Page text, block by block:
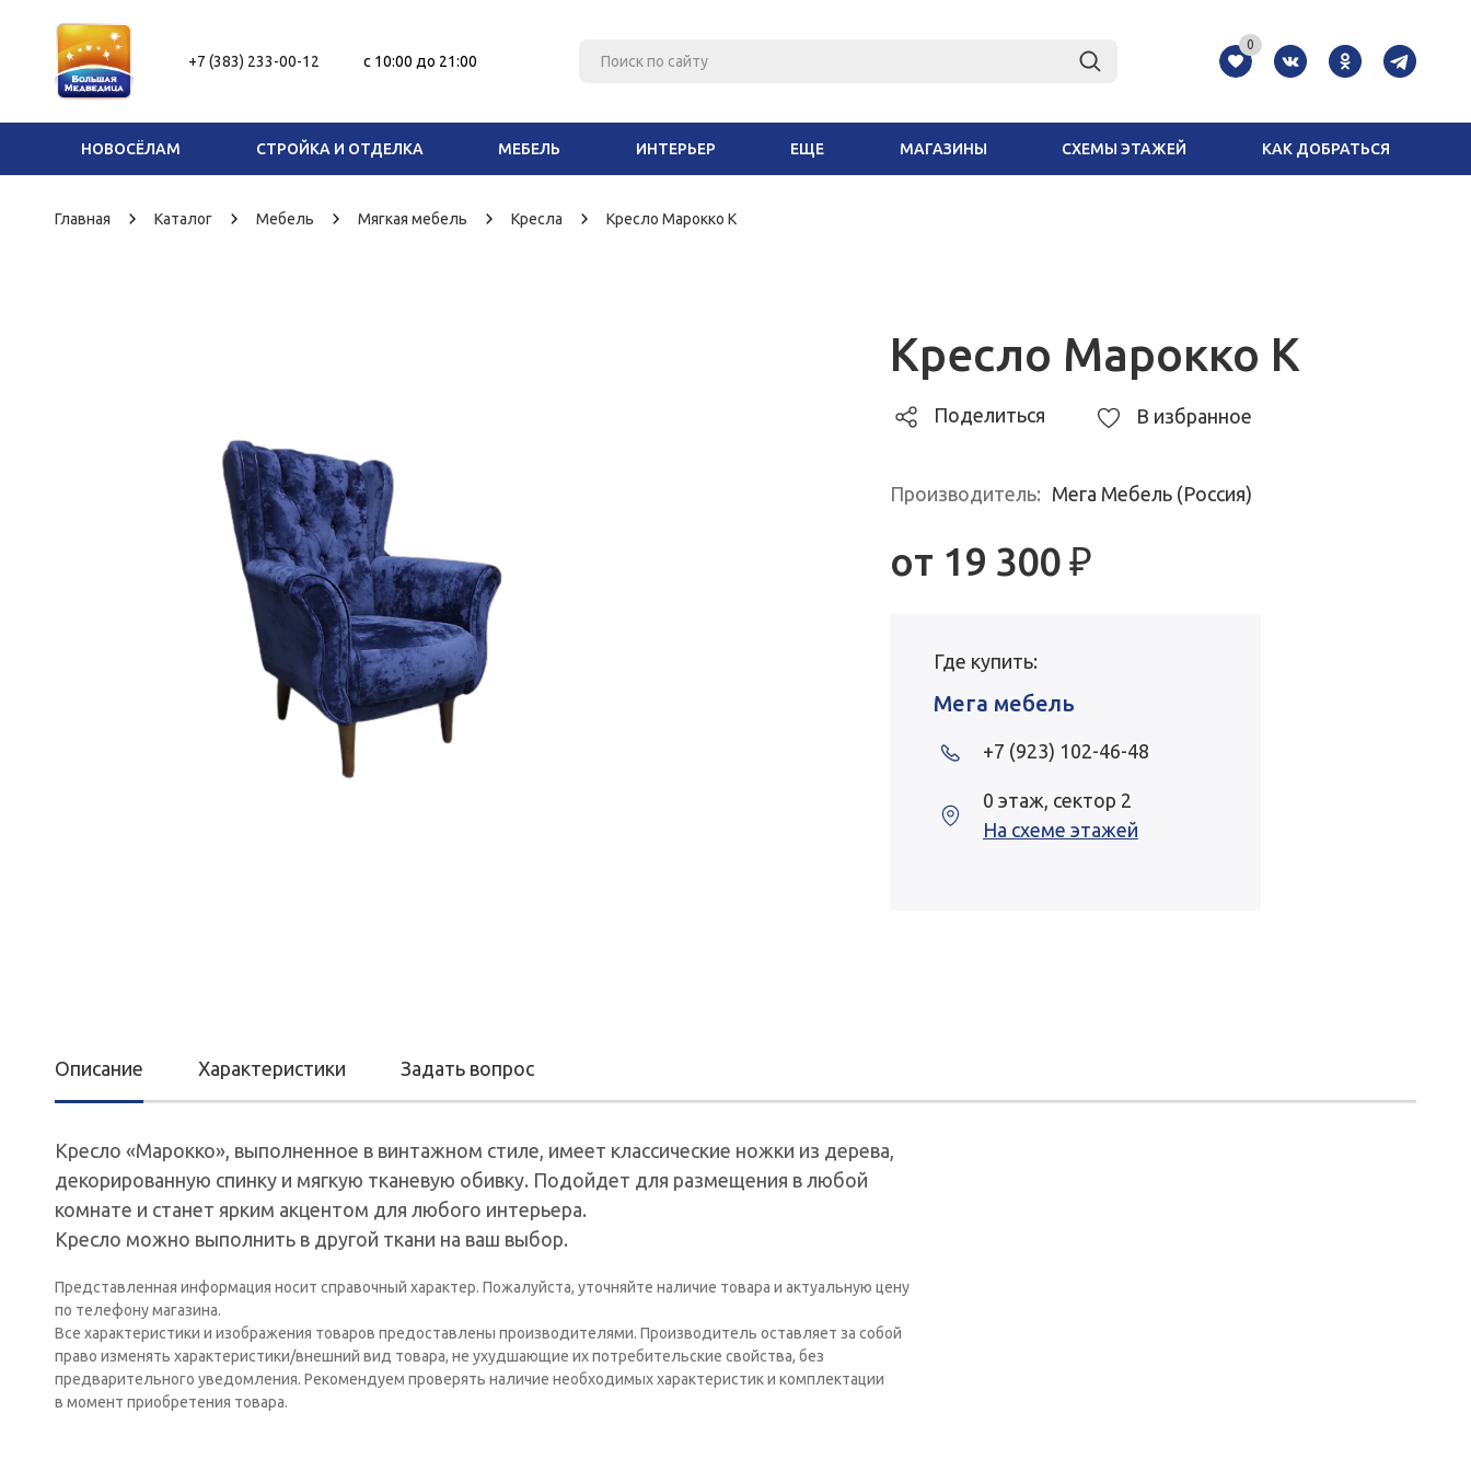
+7 (383) 233-00-12 c 10:00 до 21:00
0
НОВОСЁЛАМ СТРОЙКА И ОТДЕЛКА МЕБЕЛЬ ИНТЕРЬЕР ЕЩЕ МАГАЗИНЫ СХЕМЫ ЭТАЖЕЙ КАК ДОБРАТЬСЯ
Главная Каталог Мебель Мягкая мебель Кресла Кресло Марокко К
Кресло Марокко К
Поделиться В избранное
Производитель: Мега Мебель (Россия)
от 19 300₽
Где купить:
Мега мебель
+7 (923) 102-46-48
0 этаж, сектор 2
На схеме этажей
Описание Характеристики Задать вопрос
Кресло «Марокко», выполненное в винтажном стиле, имеет классические ножки из дерева,
декорированную спинку и мягкую тканевую обивку. Подойдет для размещения в любой
комнате и станет ярким акцентом для любого интерьера.
Кресло можно выполнить в другой ткани на ваш выбор.
Представленная информация носит справочный характер. Пожалуйста, уточняйте наличие товара и актуальную цену
по телефону магазина.
Все характеристики и изображения товаров предоставлены производителями. Производитель оставляет за собой
право изменять характеристики/внешний вид товара, не ухудшающие их потребительские свойства, без
предварительного уведомления. Рекомендуем проверять наличие необходимых характеристик и комплектации
в момент приобретения товара.